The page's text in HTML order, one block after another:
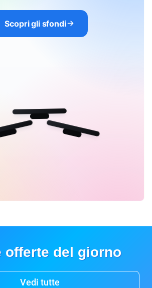
Scopri gli sfondi
offerte del giorno
Vedi tutte